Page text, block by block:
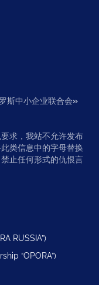
斯中小企业联合会»
求，我站不允许发布
类信息中的字母替换
止任何形式的仇恨言
RUSSIA”)
“OPORA”)